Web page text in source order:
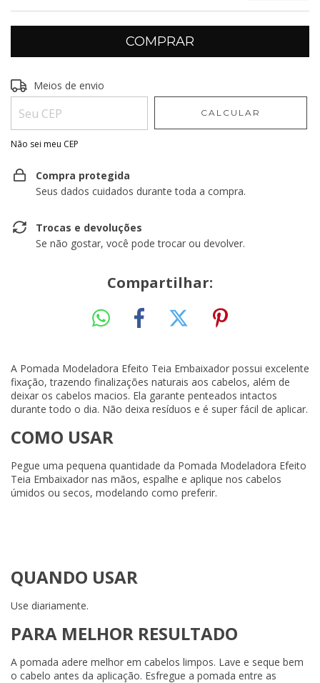
Entregas para o CEP:
Meios de envio
CALCULAR
Não sei meu CEP
Compra protegida
Seus dados cuidados durante toda a compra.
Trocas e devoluções
Se não gostar, você pode trocar ou devolver.
Compartilhar:
A Pomada Modeladora Efeito Teia Embaixador possui excelente
fixação, trazendo finalizações naturais aos cabelos, além de
deixar os cabelos macios. Ela garante penteados intactos
durante todo o dia. Não deixa resíduos e é super fácil de aplicar.
COMO USAR
Pegue uma pequena quantidade da Pomada Modeladora Efeito
Teia Embaixador nas mãos, espalhe e aplique nos cabelos
úmidos ou secos, modelando como preferir.
QUANDO USAR
Use diariamente.
PARA MELHOR RESULTADO
A pomada adere melhor em cabelos limpos. Lave e seque bem
o cabelo antes da aplicação. Esfregue a pomada entre as